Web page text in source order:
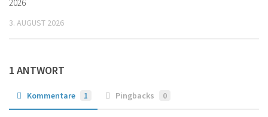
2026
3. AUGUST 2026
1 ANTWORT
Kommentare 1 Pingbacks 0